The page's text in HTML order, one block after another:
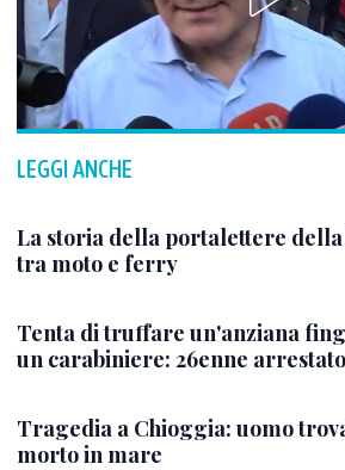
LEGGI ANCHE
La storia della portalettere
tra moto e ferry
Tenta di truffare un'anziana
un carabiniere: 26enne arrestato
Tragedia a Chioggia: uomo
morto in mare